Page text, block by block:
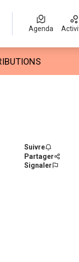
Agenda
Suivre
Partager
Signaler